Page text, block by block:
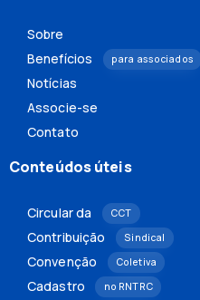
Sobre
Benefícios
para associados
Notícias
Associe-se
Contato
Conteúdos úteis
Circular da CCT
Contribuição Sindical
Convenção Coletiva
Cadastro no RNTRC